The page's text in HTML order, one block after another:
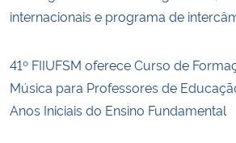
internacionais e programa de
41º FIIUFSM oferece Curso de
Música para Professores de
Anos Iniciais do Ensino Fundamental